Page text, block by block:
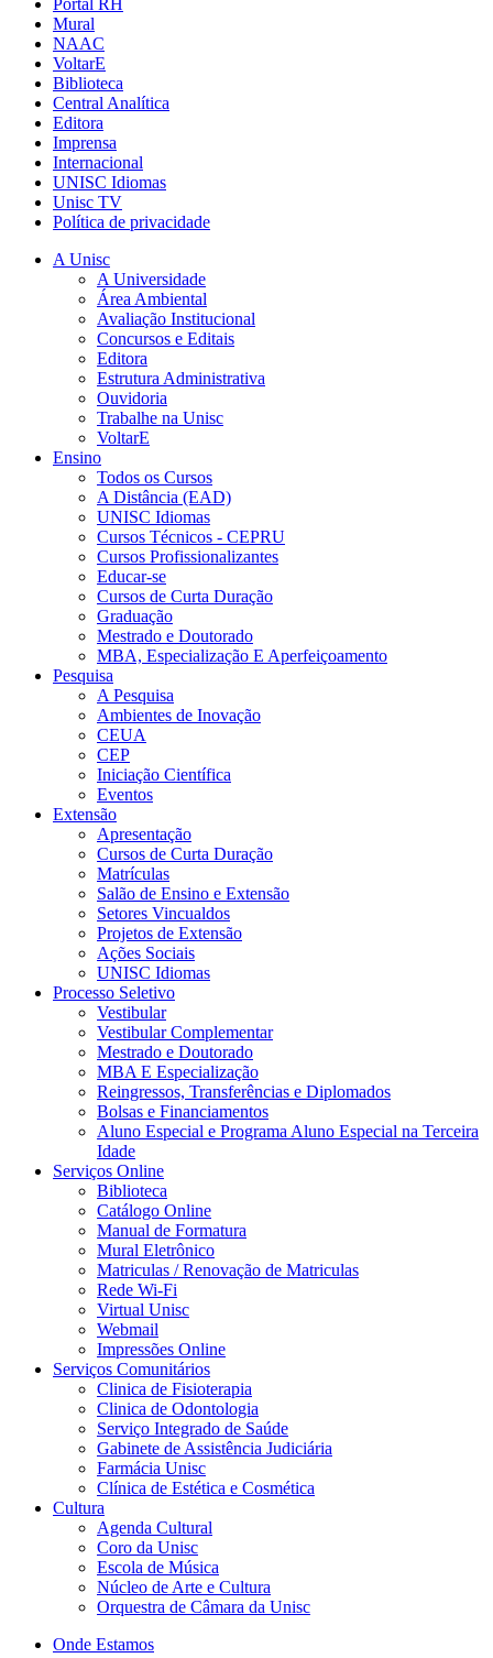
Portal RH
Mural
NAAC
VoltarE
Biblioteca
Central Analítica
Editora
Imprensa
Internacional
UNISC Idiomas
Unisc TV
Política de privacidade
A Unisc
A Universidade
Área Ambiental
Avaliação Institucional
Concursos e Editais
Editora
Estrutura Administrativa
Ouvidoria
Trabalhe na Unisc
VoltarE
Ensino
Todos os Cursos
A Distância (EAD)
UNISC Idiomas
Cursos Técnicos - CEPRU
Cursos Profissionalizantes
Educar-se
Cursos de Curta Duração
Graduação
Mestrado e Doutorado
MBA, Especialização E Aperfeiçoamento
Pesquisa
A Pesquisa
Ambientes de Inovação
CEUA
CEP
Iniciação Científica
Eventos
Extensão
Apresentação
Cursos de Curta Duração
Matrículas
Salão de Ensino e Extensão
Setores Vincualdos
Projetos de Extensão
Ações Sociais
UNISC Idiomas
Processo Seletivo
Vestibular
Vestibular Complementar
Mestrado e Doutorado
MBA E Especialização
Reingressos, Transferências e Diplomados
Bolsas e Financiamentos
Aluno Especial e Programa Aluno Especial na Terceira
Idade
Serviços Online
Biblioteca
Catálogo Online
Manual de Formatura
Mural Eletrônico
Matriculas / Renovação de Matriculas
Rede Wi-Fi
Virtual Unisc
Webmail
Impressões Online
Serviços Comunitários
Clinica de Fisioterapia
Clinica de Odontologia
Serviço Integrado de Saúde
Gabinete de Assistência Judiciária
Farmácia Unisc
Clínica de Estética e Cosmética
Cultura
Agenda Cultural
Coro da Unisc
Escola de Música
Núcleo de Arte e Cultura
Orquestra de Câmara da Unisc
Onde Estamos